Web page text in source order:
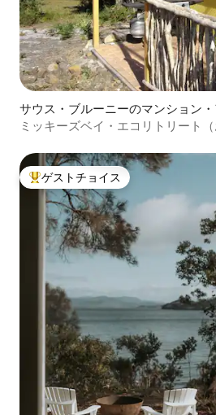
サウス・ブルーニーのマンション・
ミッキーズベイ・エコリトリート（
大好評のゲストチョイスです。
ゲストチョイス